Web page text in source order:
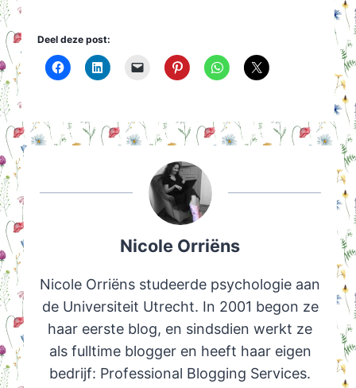
Deel deze post:
Nicole Orriëns
Nicole Orriëns studeerde psychologie aan
de Universiteit Utrecht. In 2001 begon ze
haar eerste blog, en sindsdien werkt ze
als fulltime blogger en heeft haar eigen
bedrijf: Professional Blogging Services.